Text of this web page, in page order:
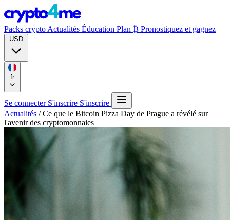
Packs crypto Actualités Éducation Plan ₿ Pronostiquez et gagnez
fr
Se connecter S'inscrire S'inscrire
Actualités / Ce que le Bitcoin Pizza Day de Prague a révélé sur
l'avenir des cryptomonnaies